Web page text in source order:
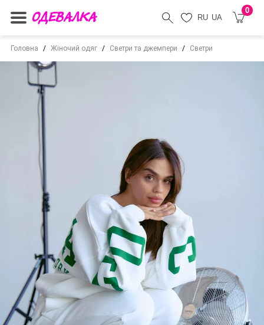
RU UA
0
Головна Жіночий одяг Светри та джемпери Светри